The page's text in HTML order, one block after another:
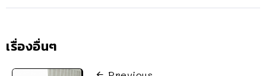
เรื่องอื่นๆ